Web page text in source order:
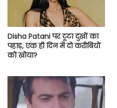
Disha Patani पर टूटा दुखों का
पहाड़, एक ही दिन में दो करीबियों
को खोया?